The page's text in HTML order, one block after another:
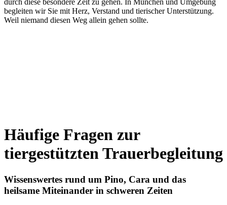
begleiten wir Sie mit Herz, Verstand und tierischer Unterstützung.
Weil niemand diesen Weg allein gehen sollte.
Häufige Fragen zur
tiergestützten Trauerbegleitung
Wissenswertes rund um Pino, Cara und das
heilsame Miteinander in schweren Zeiten